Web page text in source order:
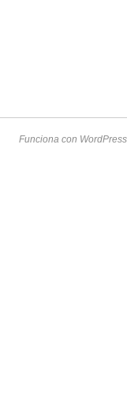
Funciona con